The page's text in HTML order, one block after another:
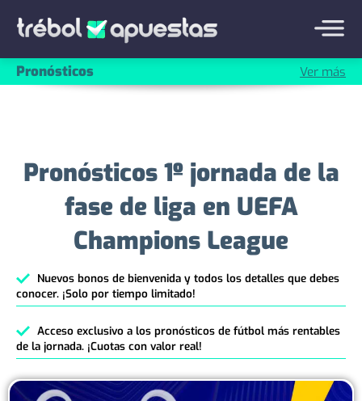
Pronósticos Ver más
Pronósticos 1º jornada de la
fase de liga en UEFA
Champions League
Nuevos bonos de bienvenida y todos los detalles que debes
conocer. ¡Solo por tiempo limitado!
Acceso exclusivo a los pronósticos de fútbol más rentables
de la jornada. ¡Cuotas con valor real!